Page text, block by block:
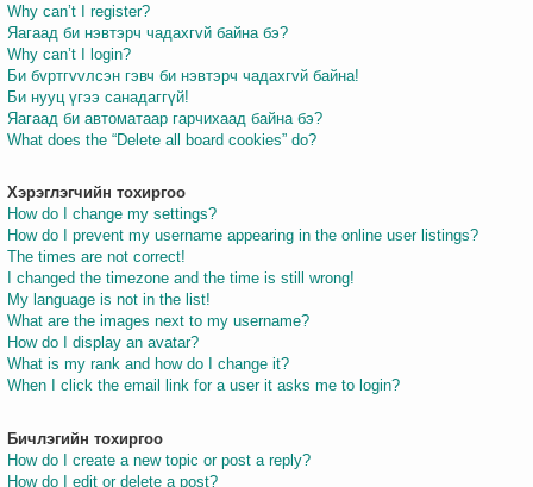
Why can’t I register?
Яагаад би нэвтэрч чадахгvй байна бэ?
Why can’t I login?
Би бvртгvvлсэн гэвч би нэвтэрч чадахгvй байна!
Би нууц үгээ санадаггүй!
Яагаад би автоматаар гарчихаад байна бэ?
What does the “Delete all board cookies” do?
Хэрэглэгчийн тохиргоо
How do I change my settings?
How do I prevent my username appearing in the online user listings?
The times are not correct!
I changed the timezone and the time is still wrong!
My language is not in the list!
What are the images next to my username?
How do I display an avatar?
What is my rank and how do I change it?
When I click the email link for a user it asks me to login?
Бичлэгийн тохиргоо
How do I create a new topic or post a reply?
How do I edit or delete a post?